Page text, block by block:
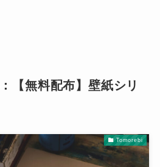
【無料配布】壁紙シリ
Tomorebi